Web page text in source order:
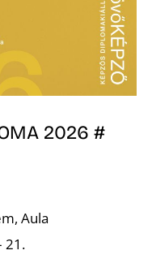
2026 #
Aula
21.